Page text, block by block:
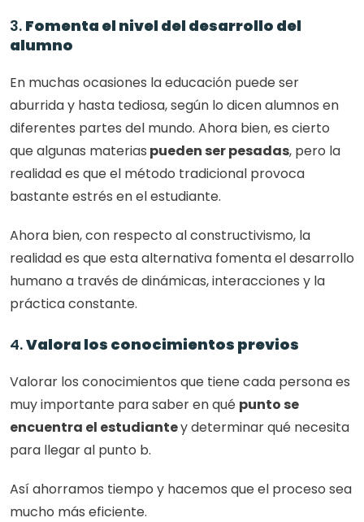
3. Fomenta el nivel del desarrollo del
alumno
En muchas ocasiones la educación puede ser
aburrida y hasta tediosa, según lo dicen alumnos en
diferentes partes del mundo. Ahora bien, es cierto
que algunas materias pueden ser pesadas, pero la
realidad es que el método tradicional provoca
bastante estrés en el estudiante.
Ahora bien, con respecto al constructivismo, la
realidad es que esta alternativa fomenta el desarrollo
humano a través de dinámicas, interacciones y la
práctica constante.
4. Valora los conocimientos previos
Valorar los conocimientos que tiene cada persona es
muy importante para saber en qué punto se
encuentra el estudiante y determinar qué necesita
para llegar al punto b.
Así ahorramos tiempo y hacemos que el proceso sea
mucho más eficiente.